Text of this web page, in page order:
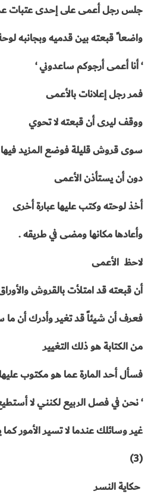
جلس رجل أعمى على إحدى عتبات
واضعا ً قبعته بين قدميه وبجانبه
‘ أنا أعمى أرجوكم ساعدوني ‘
فمر رجل إعلانات بالأعمى
ووقف ليرى أن قبعته لا تحوي
سوى قروش قليلة فوضع المزيد فيها
دون أن يستأذن الأعمى
أخذ لوحته وكتب عليها عبارة أخرى
وأعادها مكانها ومضى في طريقه .
لاحظ الأعمى
أن قبعته قد امتلأت بالقروش
فعرف أن شيئاً قد تغير وأدرك أن
من الكتابة هو ذلك التغيير
فسأل أحد المارة عما هو مكتوب
‘ نحن في فصل الربيع لكنني لا
غير وسائلك عندما لا تسير الأمور
(3)
حكاية النسر